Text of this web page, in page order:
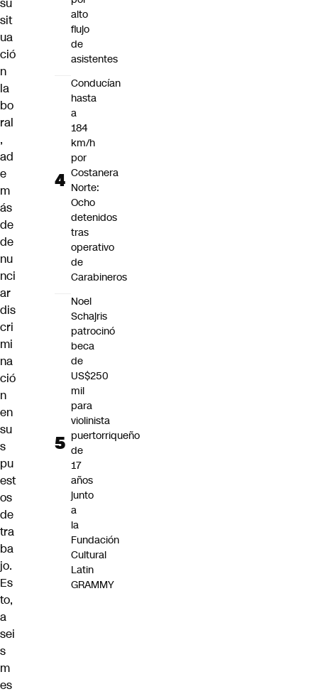
sit
ua
ció
n
la
bo
ral
,
ad
e
m
ás
de
de
nu
nci
ar
dis
cri
mi
na
ció
n
en
su
s
pu
est
os
de
tra
ba
jo.
Es
to,
a
sei
s
m
es
alto
flujo
de
asistentes
Conducían
hasta
a
184
km/h
por
Costanera
Norte:
Ocho
detenidos
tras
operativo
de
Carabineros
Noel
Schajris
patrocinó
beca
de
US$250
mil
para
violinista
puertorriqueño
de
17
años
junto
a
la
Fundación
Cultural
Latin
GRAMMY